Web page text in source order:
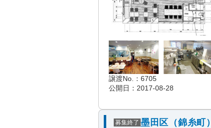
譲渡No.：6705
公開日：2017-08-28
募集終了 墨田区（錦糸町